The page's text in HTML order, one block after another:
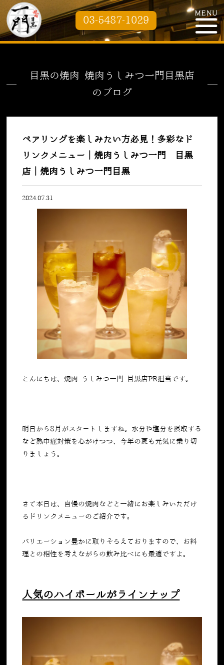
03-5487-1029
目黒の焼肉 焼肉うしみつ一門目黒店
のブログ
ペアリングを楽しみたい方必見！多彩なド
リンクメニュー｜焼肉うしみつ一門 目黒
店｜焼肉うしみつ一門目黒
2024.07.31
こんにちは、焼肉 うしみつ一門 目黒店PR担当です。
明日から8月がスタートしますね。水分や塩分を摂取する
など熱中症対策を心がけつつ、今年の夏も元気に乗り切
りましょう。
さて本日は、自慢の焼肉などと一緒にお楽しみいただけ
るドリンクメニューのご紹介です。
バリエーション豊かに取りそろえておりますので、お料
理との相性を考えながらの飲み比べにも最適ですよ。
人気のハイボールがラインナップ